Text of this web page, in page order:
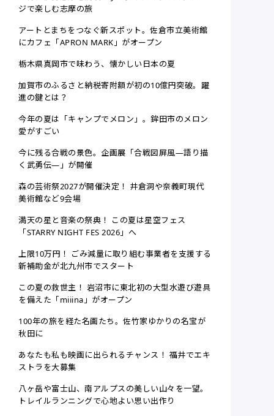
ジで楽しむ志摩の旅
アートとまちをつなぐ新スポット。佐倉市立美術館
にカフェ「APRON MARK」がオープン
栃木県真岡市で味わう、懐かしい日本の夏
加賀市のふるさと納税寄附額が初の10億円突破。躍
進の鍵とは？
今年の夏は「キャンプでメロン」。鉾田市のメロン
愛がすごい
今に残る合戦の景色。企画展「合戦図屏風—語り描
く武勇伝―」が開催
森の芸術祭2027が開催決定！ 井倉洞や奈義町現代
美術館など9会場
満天の星と音楽の祭典！ この夏は星空フェス
「STARRY NIGHT FES 2026」へ
上限10万円！ ごみ減量に取り組む事業者を支援する
新補助金が北九州市でスタート
この夏の救世主！ 岩沼市に東北初の大型水遊び遊具
を備えた「miiina」がオープン
100年の旅を経た名画たち。佐竹家ゆかりの名宝が
秋田に
あなたも私も映画に出られるチャンス！ 福井でエキ
ストラを大募集
八ヶ岳や富士山、南アルプスの美しい山々を一望。
トレイルランニングで心地よい思い出作り